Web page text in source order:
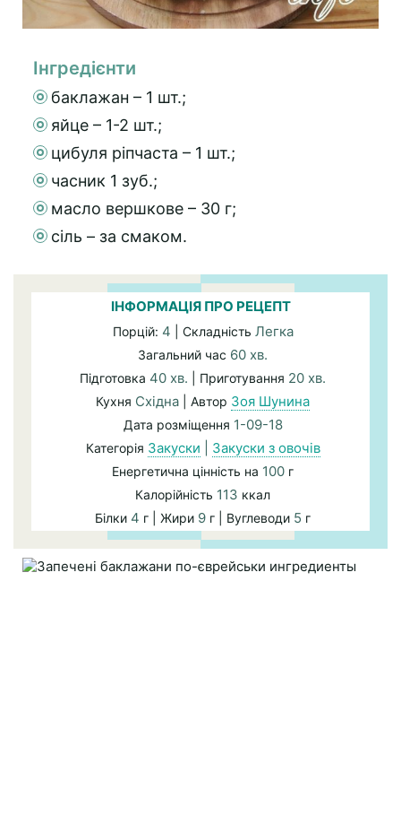
Інгредієнти
баклажан – 1 шт.;
яйце – 1-2 шт.;
цибуля ріпчаста – 1 шт.;
часник 1 зуб.;
масло вершкове – 30 г;
сіль – за смаком.
ІНФОРМАЦІЯ ПРО РЕЦЕПТ
Порцій: 4 | Складність Легка
Загальний час 60 хв.
Підготовка 40 хв. | Приготування 20 хв.
Кухня Східна | Автор Зоя Шунина
Дата розміщення 1-09-18
Категорія Закуски Закуски з овочів
Енергетична цінність на 100 г
Калорійність 113 ккал
Білки 4 г | Жири 9 г | Вуглеводи 5 г